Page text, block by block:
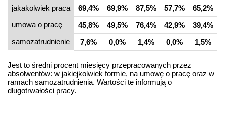
jakakolwiek praca
69,4% 69,9% 87,5% 57,7%
65,2%
umowa o pracę
45,8% 49,5% 76,4% 42,9%
39,4%
samo­zatrudnienie
7,6% 0,0% 1,4% 0,0% 1,5%
Jest to średni procent miesięcy przepracowanych przez
absolwentów: w jakiejkolwiek formie, na umowę o pracę oraz w
ramach samozatrudnienia. Wartości te informują o
długotrwałości pracy.